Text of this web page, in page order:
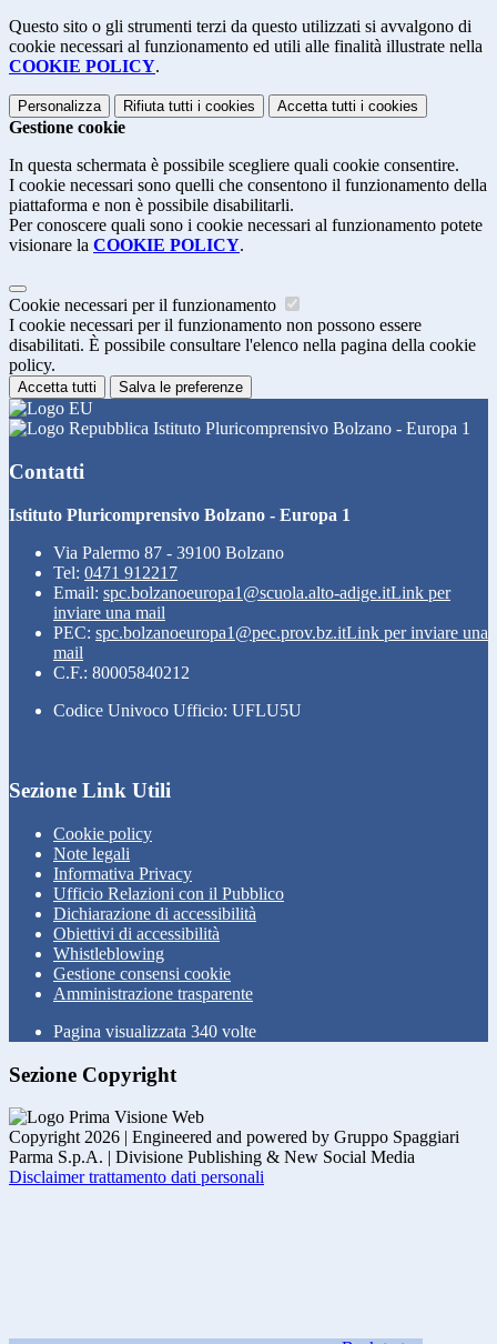
Questo sito o gli strumenti terzi da questo utilizzati si avvalgono di
cookie necessari al funzionamento ed utili alle finalità illustrate nella
COOKIE POLICY.
Personalizza Rifiuta tutti i cookies Accetta tutti i cookies
Gestione cookie
In questa schermata è possibile scegliere quali cookie consentire.
I cookie necessari sono quelli che consentono il funzionamento della
piattaforma e non è possibile disabilitarli.
Per conoscere quali sono i cookie necessari al funzionamento potete
visionare la COOKIE POLICY.
Cookie necessari per il funzionamento
I cookie necessari per il funzionamento non possono essere
disabilitati. È possibile consultare l'elenco nella pagina della cookie
policy.
Accetta tutti Salva le preferenze
Istituto Pluricomprensivo Bolzano - Europa 1
Contatti
Istituto Pluricomprensivo Bolzano - Europa 1
Via Palermo 87 - 39100 Bolzano
Tel: 0471 912217
Email: spc.bolzanoeuropa1@scuola.alto-adige.itLink per
inviare una mail
PEC: spc.bolzanoeuropa1@pec.prov.bz.itLink per inviare una
mail
C.F.: 80005840212
Codice Univoco Ufficio: UFLU5U
Sezione Link Utili
Cookie policy
Note legali
Informativa Privacy
Ufficio Relazioni con il Pubblico
Dichiarazione di accessibilità
Obiettivi di accessibilità
Whistleblowing
Gestione consensi cookie
Amministrazione trasparente
Pagina visualizzata 340 volte
Sezione Copyright
Copyright 2026 | Engineered and powered by Gruppo Spaggiari
Parma S.p.A. | Divisione Publishing & New Social Media
Disclaimer trattamento dati personali